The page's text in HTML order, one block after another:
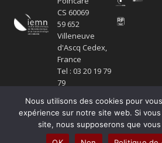
CS 60069
59 652
Villeneuve
d'Ascq Cedex,
France
Tel : 03 20 19 79
79
© Copyright Service ECM et pôle SISR 2024
Nous utilisons des cookies pour
expérience sur notre site web. Si
site, nous supposerons que